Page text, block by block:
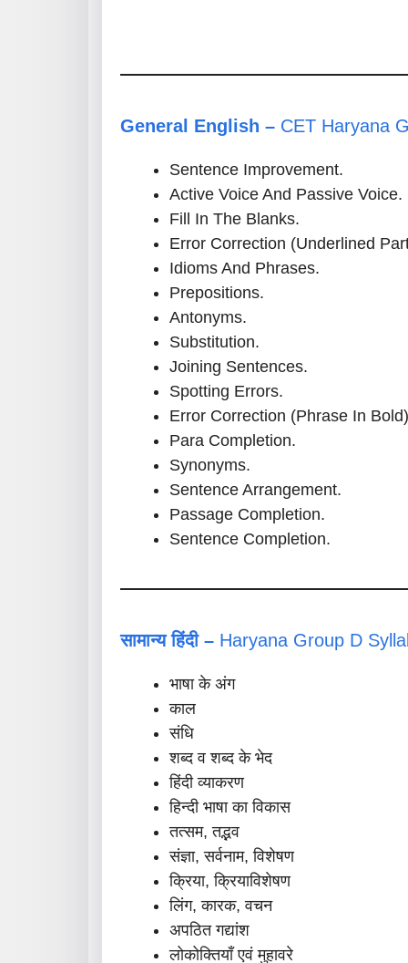
General English – CET Haryana
Sentence Improvement.
Active Voice And Passive Voice.
Fill In The Blanks.
Error Correction (Underlined
Idioms And Phrases.
Prepositions.
Antonyms.
Substitution.
Joining Sentences.
Spotting Errors.
Error Correction (Phrase In
Para Completion.
Synonyms.
Sentence Arrangement.
Passage Completion.
Sentence Completion.
सामान्य हिंदी – Haryana Group D
भाषा के अंग
काल
संधि
शब्द व शब्द के भेद
हिंदी व्याकरण
हिन्दी भाषा का विकास
तत्सम, तद्भव
संज्ञा, सर्वनाम, विशेषण
क्रिया, क्रियाविशेषण
लिंग, कारक, वचन
अपठित गद्यांश
लोकोक्तियाँ एवं मुहावरे